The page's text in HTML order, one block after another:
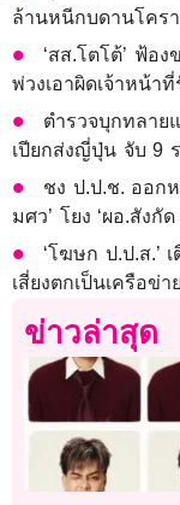
ล้านหนีกบดานโคร
‘สส.โตโต้’ ฟ้อ
พ่วงเอาผิดเจ้าหน้า
ตำรวจบุกทลาย
เปียกส่งญี่ปุ่น จับ 9
ชง ป.ป.ช. ออก
มศว’ โยง ‘ผอ.สังกั
‘โฆษก ป.ป.ส.’
เสี่ยงตกเป็นเครือข่
ข่าวล่าสุด